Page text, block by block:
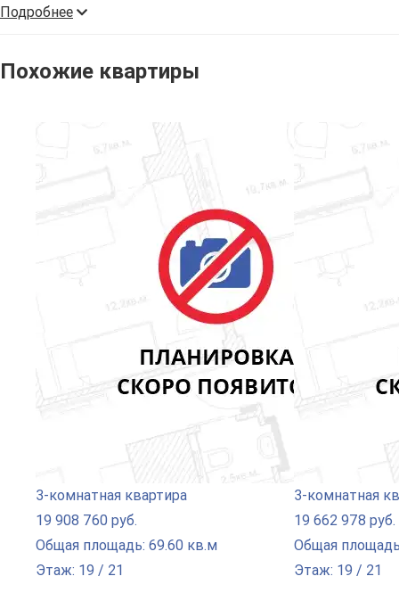
Подробнее
Похожие квартиры
3-комнатная квартира
19 908 760 руб.
Общая площадь: 69.60 кв.м
Этаж: 19 / 21
3-комнатная
19 662 978 руб.
Общая
Этаж: 19 / 21